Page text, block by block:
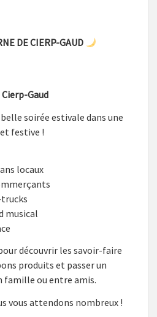
DE CIERP-GAUD
Gaud
soirée estivale dans une
festive !
locaux
musical
découvrir les savoir-faire
produits et passer un
famille ou entre amis.
vous attendons nombreux !